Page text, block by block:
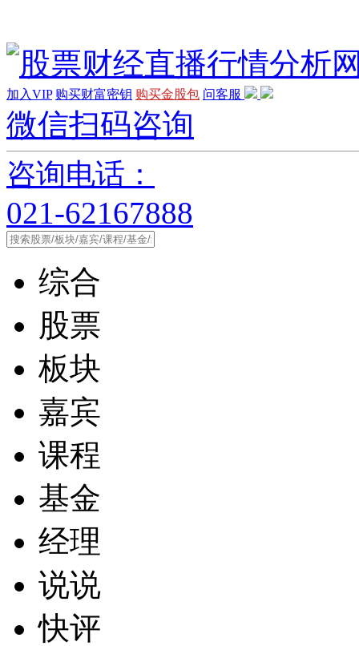
加入VIP 购买财富密钥 购买金股包 问客服
微信扫码咨询
咨询电话：
021-62167888
综合
股票
板块
嘉宾
课程
基金
经理
说说
快评